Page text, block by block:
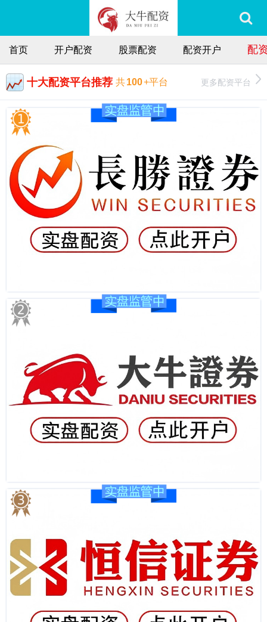
首页 开户配资 股票配资 配资开户 配
十大配资平台推荐 共100+平台 更多配资平台